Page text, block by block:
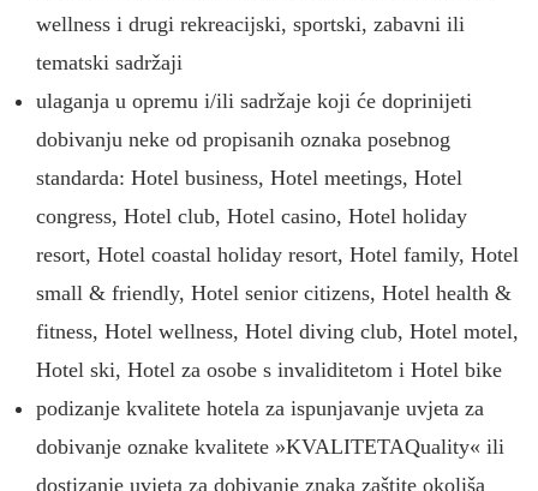
wellness i drugi rekreacijski, sportski, zabavni ili
tematski sadržaji
ulaganja u opremu i/ili sadržaje koji će doprinijeti
dobivanju neke od propisanih oznaka posebnog
standarda: Hotel business, Hotel meetings, Hotel
congress, Hotel club, Hotel casino, Hotel holiday
resort, Hotel coastal holiday resort, Hotel family, Hotel
small & friendly, Hotel senior citizens, Hotel health &
fitness, Hotel wellness, Hotel diving club, Hotel motel,
Hotel ski, Hotel za osobe s invaliditetom i Hotel bike
podizanje kvalitete hotela za ispunjavanje uvjeta za
dobivanje oznake kvalitete »KVALITETAQuality« ili
dostizanje uvjeta za dobivanje znaka zaštite okoliša